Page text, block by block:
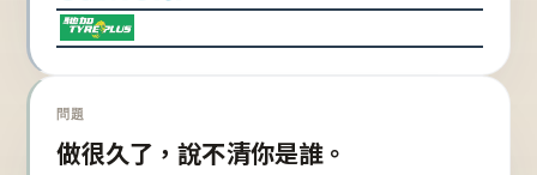
問題
做很久了，說不清你是誰。